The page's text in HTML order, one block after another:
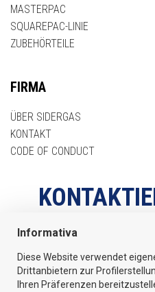
MASTERPAC
SQUAREPAC-LINIE
ZUBEHÖRTEILE
FIRMA
ÜBER SIDERGAS
KONTAKT
CODE OF CONDUCT
Tel
+39 045 6862044
Informativa
Diese Website verwendet
Drittanbietern zur
Ihren Präferenzen